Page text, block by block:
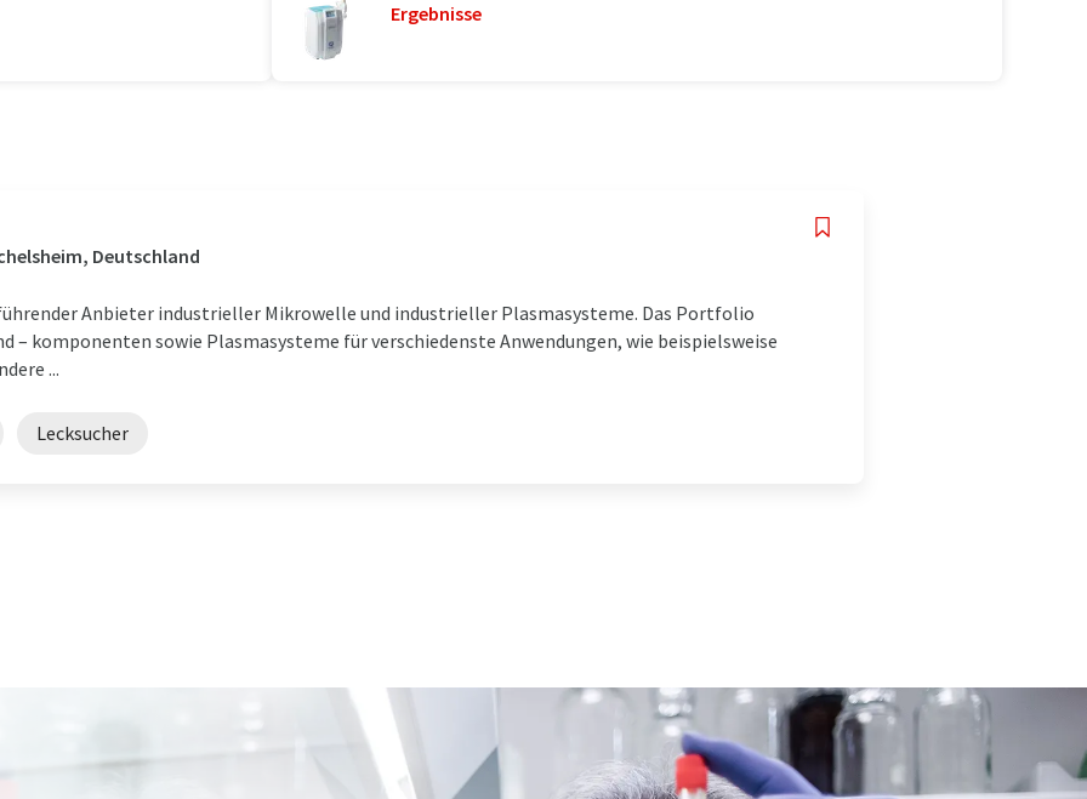
Ergebnisse
Deutschland
Anbieter industrieller Mikrowelle und industrieller Plasmasysteme. Das Portfolio
komponenten sowie Plasmasysteme für verschiedenste Anwendungen, wie beispielsweise
...
Lecksucher